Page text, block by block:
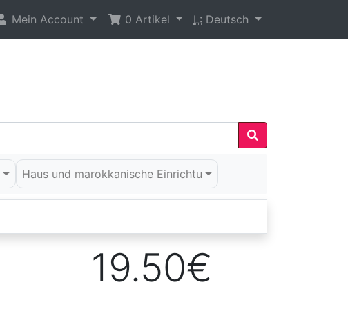
Mein Account 0 Artikel L: Deutsch
Haus und marokkanische Einrichtu
19.50€